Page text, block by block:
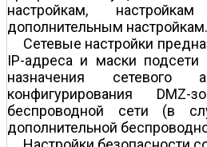
настройкам,
дополнительным настройкам.
Сетевые настройки
IP-адреса и маски подсети
назначения сетевого
конфигурирования
беспроводной сети (в
дополнительной